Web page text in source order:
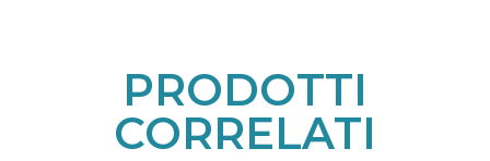
PRODOTTI
CORRELATI